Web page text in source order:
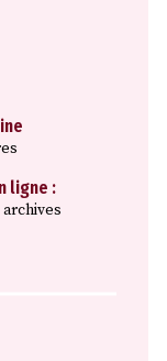
ligne :